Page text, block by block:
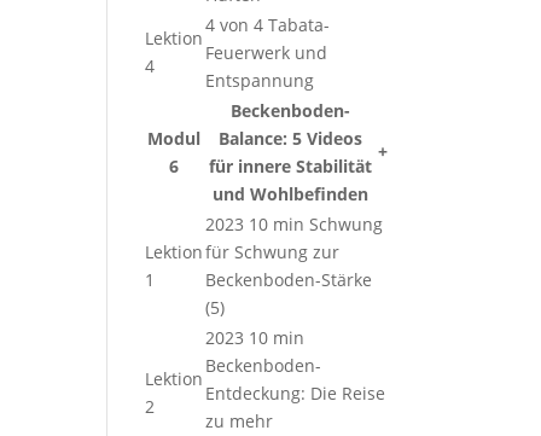
Lektion
4
4 von 4 Tabata-
Feuerwerk und
Entspannung
Modul
6
Beckenboden-
Balance: 5 Videos
für innere Stabilität
und Wohlbefinden
+
Lektion
1
2023 10 min Schwung
für Schwung zur
Beckenboden-Stärke
(5)
Lektion
2
2023 10 min
Beckenboden-
Entdeckung: Die Reise
zu mehr